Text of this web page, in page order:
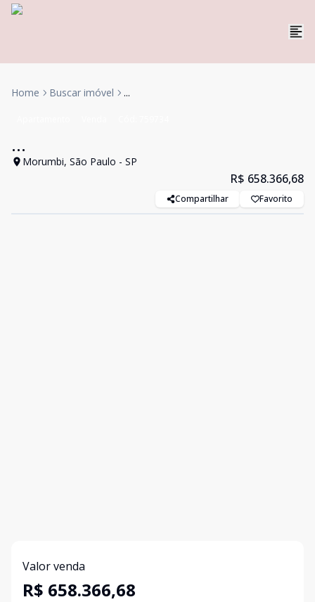
Home Buscar imóvel ...
...
Morumbi, São Paulo - SP
R$ 658.366,68
Compartilhar Favorito
Valor venda
R$ 658.366,68